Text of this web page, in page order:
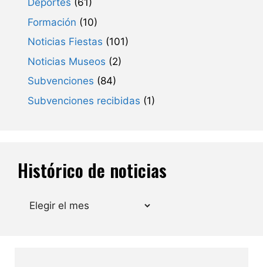
Deportes (61)
Formación (10)
Noticias Fiestas (101)
Noticias Museos (2)
Subvenciones (84)
Subvenciones recibidas (1)
Histórico de noticias
Archivos